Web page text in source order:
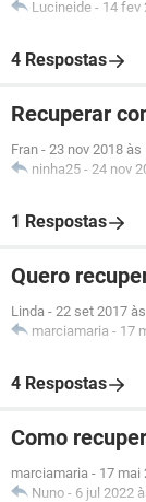
Lucineide - 14 fev
4 Respostas
Recuperar
Fran - 23 nov 2018 às
ninha25 - 24 nov
1 Respostas
Quero
Linda - 22 set 2017
marciamaria - 17
4 Respostas
Como
marciamaria - 17 mai
Nuno - 6 jul 2022